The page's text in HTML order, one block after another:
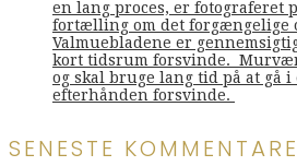
en lang proces, er fotograferet
fortælling om det forgængelige
Valmuebladene er
kort tidsrum forsvinde.
og skal bruge lang tid på at gå i
efterhånden forsvinde.
SENESTE